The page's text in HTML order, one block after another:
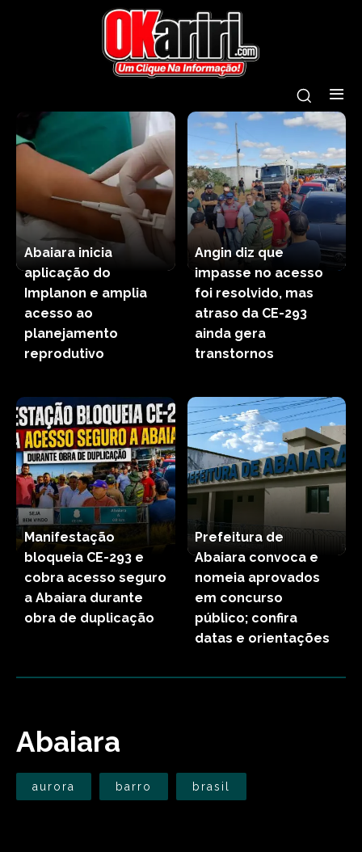
Abaiara inicia
aplicação do
Implanon e amplia
acesso ao
planejamento
reprodutivo
Angin diz que
impasse no acesso
foi resolvido, mas
atraso da CE-293
ainda gera
transtornos
Manifestação
bloqueia CE-293 e
cobra acesso seguro
a Abaiara durante
obra de duplicação
Prefeitura de
Abaiara convoca e
nomeia aprovados
em concurso
público; confira
datas e orientações
Abaiara
aurora barro brasil